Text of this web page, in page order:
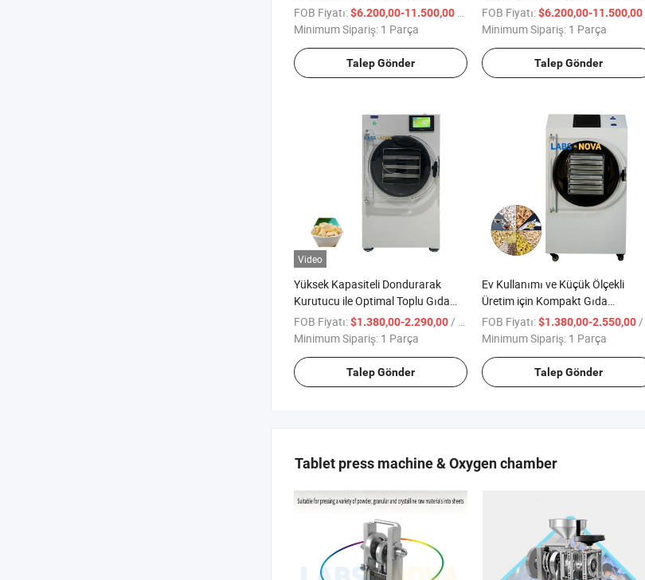
Kavurma Makinesi Küçük Kahve
Kavurma Makinesi Ticari Kullanım
için 304 Paslanmaz Çelik ile Kahve
Kavurma Makinesi
FOB Fiyatı:$6.200,00-11.500,00 / Parça
Minimum Sipariş: 1 Parça
Talep Gönder
Otomatik Kahve Fasulyesi
Kavurucuları
FOB Fiyatı:$6.200,00-11.500,00
Minimum Sipariş: 1 Parça
Talep Gönder
Video
Yüksek Kapasiteli Dondurarak
Kurutucu ile Optimal Toplu Gıda
Koruma Çözümleri
FOB Fiyatı:$1.380,00-2.290,00/ Parça
Minimum Sipariş: 1 Parça
Talep Gönder
Ev Kullanımı ve Küçük Ölçekli
Üretim için Kompakt Gıda
Dondurucu
FOB Fiyatı:$1.380,00-2.550,00/ Parça
Minimum Sipariş: 1 Parça
Talep Gönder
Tablet press machine & Oxygen chamber